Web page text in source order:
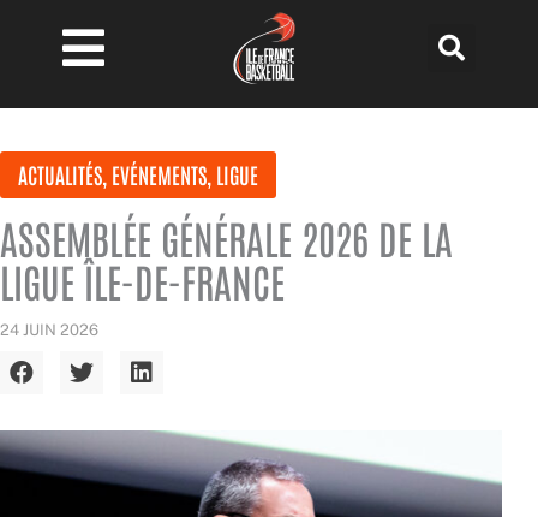
contenu
ACTUALITÉS, EVÉNEMENTS, LIGUE
ASSEMBLÉE GÉNÉRALE 2026 DE LA
LIGUE ÎLE-DE-FRANCE
24 JUIN 2026